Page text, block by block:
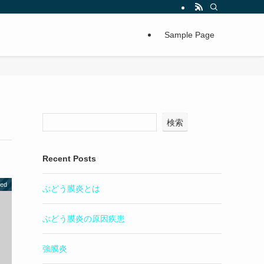
Sample Page
検索
Recent Posts
ぶどう膜炎とは
ぶどう膜炎の原因疾患
強膜炎